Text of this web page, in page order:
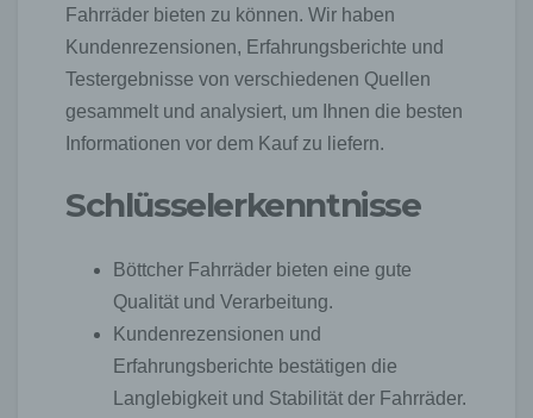
Fahrräder bieten zu können. Wir haben
Kundenrezensionen, Erfahrungsberichte und
Testergebnisse von verschiedenen Quellen
gesammelt und analysiert, um Ihnen die besten
Informationen vor dem Kauf zu liefern.
Schlüsselerkenntnisse
Böttcher Fahrräder bieten eine gute
Qualität und Verarbeitung.
Kundenrezensionen und
Erfahrungsberichte bestätigen die
Langlebigkeit und Stabilität der Fahrräder.